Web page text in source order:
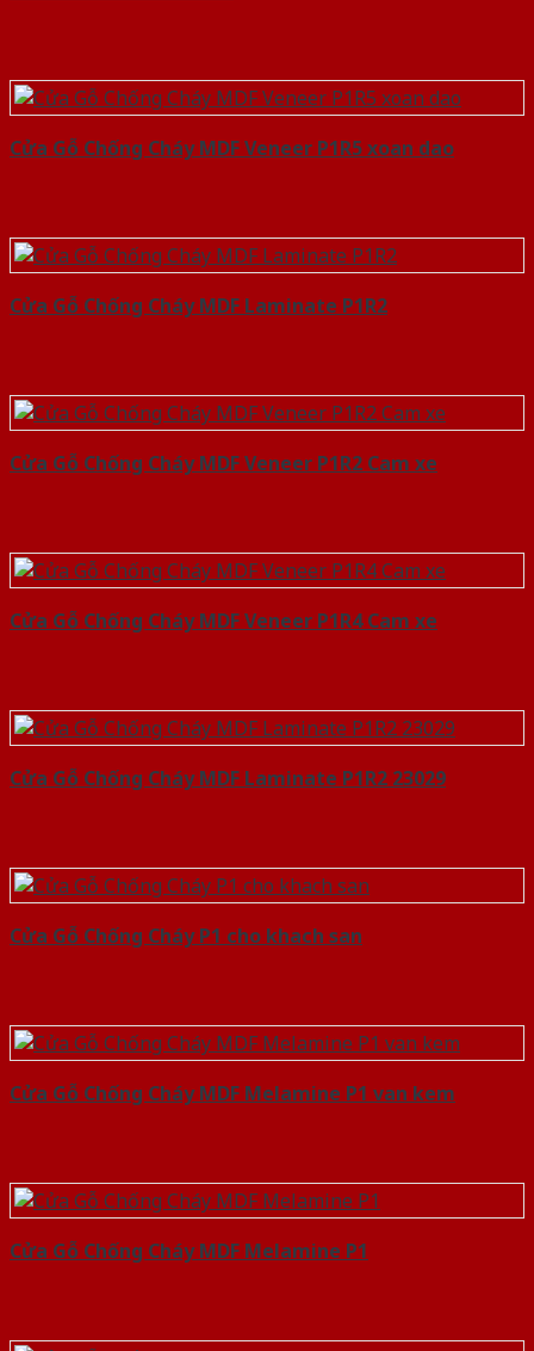
Cửa Gỗ Chống Cháy MDF Veneer P1R5 xoan dao
Cửa Gỗ Chống Cháy MDF Laminate P1R2
Cửa Gỗ Chống Cháy MDF Veneer P1R2 Cam xe
Cửa Gỗ Chống Cháy MDF Veneer P1R4 Cam xe
Cửa Gỗ Chống Cháy MDF Laminate P1R2 23029
Cửa Gỗ Chống Cháy P1 cho khach san
Cửa Gỗ Chống Cháy MDF Melamine P1 van kem
Cửa Gỗ Chống Cháy MDF Melamine P1